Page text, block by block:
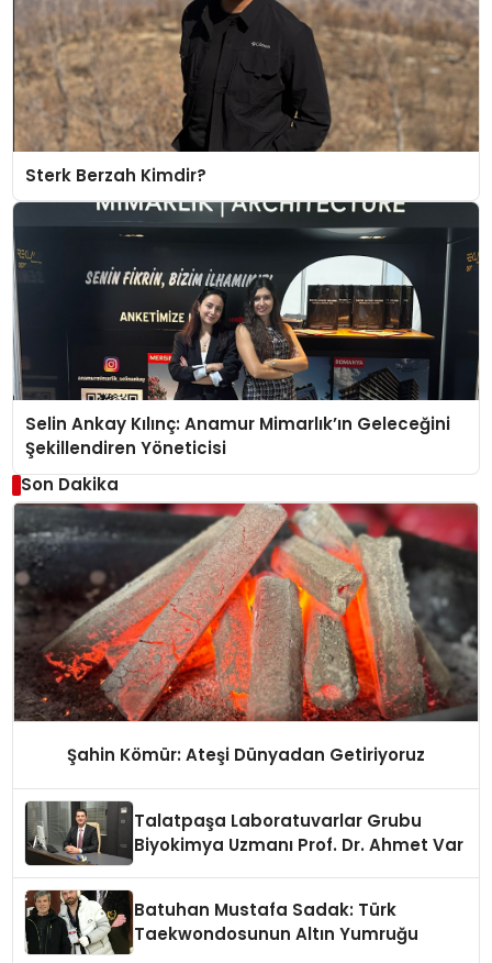
Sterk Berzah Kimdir?
Selin Ankay Kılınç: Anamur Mimarlık’ın Geleceğini
Şekillendiren Yöneticisi
Son Dakika
Şahin Kömür: Ateşi Dünyadan Getiriyoruz
Talatpaşa Laboratuvarlar Grubu
Biyokimya Uzmanı Prof. Dr. Ahmet Var
Batuhan Mustafa Sadak: Türk
Taekwondosunun Altın Yumruğu